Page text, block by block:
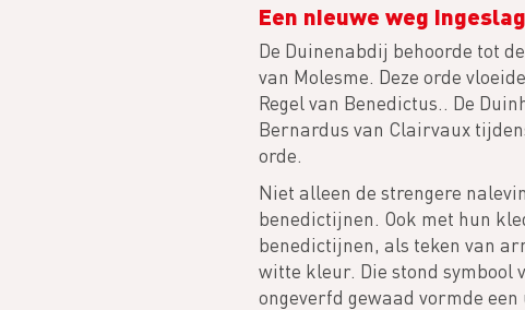
Een nieuwe weg
De Duinenabdij behoorde tot
van Molesme. Deze orde
Regel van Benedictus.. De
Bernardus van Clairvaux
orde.
Niet alleen de strengere
benedictijnen. Ook met hun
benedictijnen, als teken van
witte kleur. Die stond symbool
ongeverfd gewaad vormde